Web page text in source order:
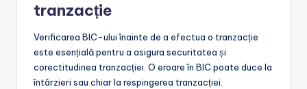
tranzacție
Verificarea BIC-ului înainte de a efectua o tranzacție
este esențială pentru a asigura securitatea și
corectitudinea tranzacției. O eroare în BIC poate duce la
întârzieri sau chiar la respingerea tranzacției.